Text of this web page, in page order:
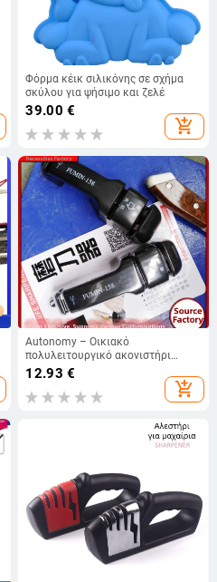
Φόρμα κέικ σιλικόνης σε σχήμα
σκύλου για ψήσιμο και ζελέ
39.00 €
add_shopping_cart
Autonomy – Οικιακό
πολυλειτουργικό ακονιστήρι
μαχαιριών – Πολυλειτουργικό,
Ακονίζοντας και Λείανση (Υλικό:
ABS πλαστικό; Μάρκα: Autonomy;
12.93 €
add_shopping_cart